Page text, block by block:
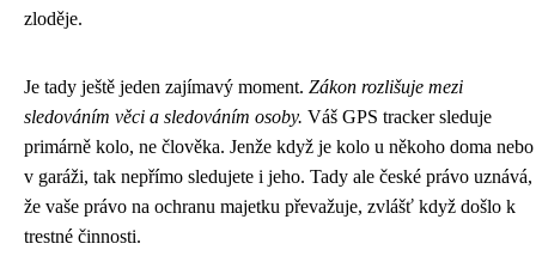
zloděje.
Je tady ještě jeden zajímavý moment. Zákon rozlišuje mezi
sledováním věci a sledováním osoby. Váš GPS tracker sleduje
primárně kolo, ne člověka. Jenže když je kolo u někoho doma nebo
v garáži, tak nepřímo sledujete i jeho. Tady ale české právo uznává,
že vaše právo na ochranu majetku převažuje, zvlášť když došlo k
trestné činnosti.